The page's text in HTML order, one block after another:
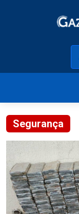
Segurança